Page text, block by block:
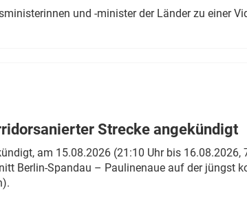
und -minister der Länder zu einer
Strecke angekündigt
am 15.08.2026 (21:10 Uhr bis
Berlin-Spandau – Paulinenaue auf der jüngst